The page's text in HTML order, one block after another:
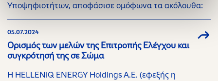
Υποψηφιοτήτων, αποφάσισε ομόφωνα τα ακόλουθα:
05.07.2024
Ορισμός των μελών της Επιτροπής Ελέγχου και
συγκρότησή της σε Σώμα
Η HELLENiQ ENERGY Holdings A.E. (εφεξής η